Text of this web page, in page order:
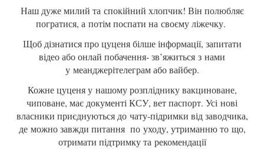
Наш дуже милий та спокійний хлопчик! Він полюбляє
погратися, а потім поспати на своєму ліжечку.
Щоб дізнатися про цуценя білше інформації, запитати
відео або онлай побачення- зв’яжиться з нами
у меанджерітелеграм або вайбер.
Кожне цуценя у нашому розпліднику вакциноване,
чиповане, має документі КСУ, вет паспорт. Усі нові
власники приєднуються до чату-підримки від заводчика,
де можно завжди питання по уходу, утриманню то що,
отримати підтримку та рекомендації